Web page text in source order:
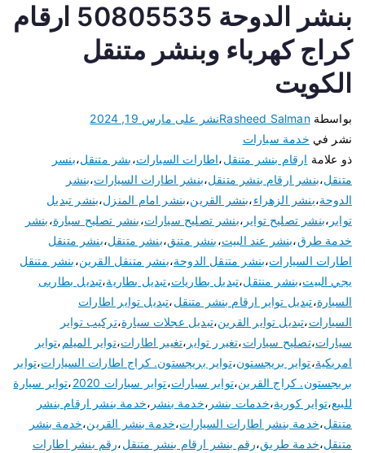
بنشر الدوحة 50805535 ارقام
كراج كهرباء وبنشر متنقل
الكويت
بواسطةRasheed Salmanنشر على مارس 19, 2024
نشر في خدمة سيارات
ذو علامة ارقام بنشر متنقل،اطارات السيارات،بشر متنقل،بنسر
متنقل،بنشر ارقام بنشر متنقل،بنشر اطارات السيارات،بنشر
الدوحة،بنشر الزهراء،بنشر القرين،بنشر امام المنزل،بنشر تبديل
تواير ،بنشر تصليح تواير ،بنشر تصليح سيارات،بنشر تصليح سيارة،بنشر
خدمة طرق،بنشر عند البيت،بنشر متنق،بنشر متنقل،بنشر متنقل
اطارات السيارات،بنشر متنقل الدوحة،بنشر متنقل القرين،بنشر متنقل
يجي البيت،بنشر منتقل،تبديل بطاريات،تبديل بطارية،تبديل بطاريى
السيارة،تبديل تواير ارقام بنشر متنقل،تبديل تواير اطارات
السيارات،تبديل تواير القرين،تبديل عجلات سيارة،تركيب تواير
سيارات،تصليح سيارات،تغيرر تواير ،تغيير اطارات،تواير الميلم،تواير
امريكية،تواير بريجستون،تواير بريجستون. كراج اطارات السيارات،تواير
بريجستون. كراج القرين،تواير سيارات،تواير سيارات 2020 ،تواير سيارة
للبيع،تواير كورية،خدمات بنشر ،خدمة بنشر ،خدمة بنشر ارقام بنشر
متنقل،خدمة بنشر اطارات السيارات،خدمة بنشر القرين،خدمة بنشر
متنقل،خدمة طريق،رقم بنشر ارقام بنشر متنقل،رقم بنشر اطارات